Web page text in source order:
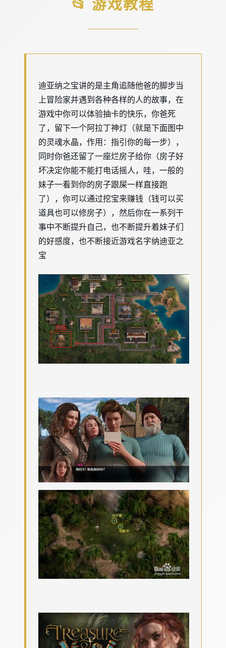
迪亚纳之宝讲的是主角追随他爸的脚步当
上冒险家并遇到各种各样的人的故事，在
游戏中你可以体验抽卡的快乐，你爸死
了，留下一个阿拉丁神灯（就是下面图中
的灵魂水晶，作用：指引你的每一步），
同时你爸还留了一座烂房子给你（房子好
坏决定你能不能打电话摇人，哇，一般的
妹子一看到你的房子跟屎一样直接跑
了），你可以通过挖宝来赚钱（钱可以买
道具也可以修房子），然后你在一系列干
事中不断提升自己，也不断提升着妹子们
的好感度，也不断接近游戏名字纳迪亚之
宝